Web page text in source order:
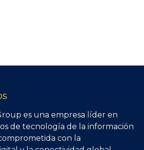
es una empresa líder en
de tecnología de la información
con la